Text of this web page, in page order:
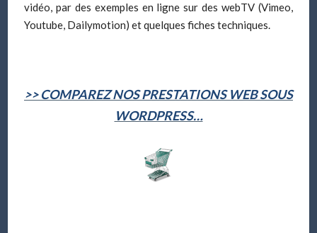
vidéo, par des exemples en ligne sur des webTV (Vimeo,
Youtube, Dailymotion) et quelques fiches techniques.
>> COMPAREZ NOS PRESTATIONS WEB SOUS
WORDPRESS…